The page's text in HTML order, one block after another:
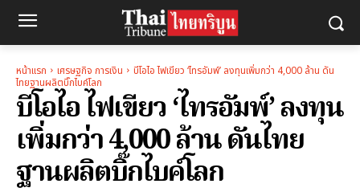
หน้าแรก เศรษฐกิจ การเงิน
บีโอไอ ไฟเขียว ‘ไทรอัมพ์’ ลงทุนเพิ่มกว่า 4,000 ล้าน ดัน
ไทยฐานผลิตบิ๊กไบค์โลก
บีโอไอ ไฟเขียว ‘ไทรอัมพ์’ ลงทุน
เพิ่มกว่า 4,000 ล้าน ดันไทย
ฐานผลิตบิ๊กไบค์โลก